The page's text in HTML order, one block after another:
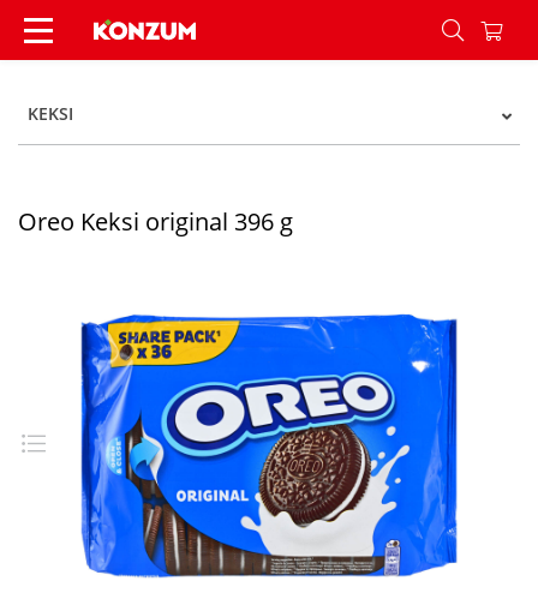
Oreo Keksi original 396 g - Konzum
KEKSI
Oreo Keksi original 396 g